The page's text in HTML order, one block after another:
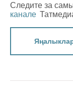
Следите за
канале